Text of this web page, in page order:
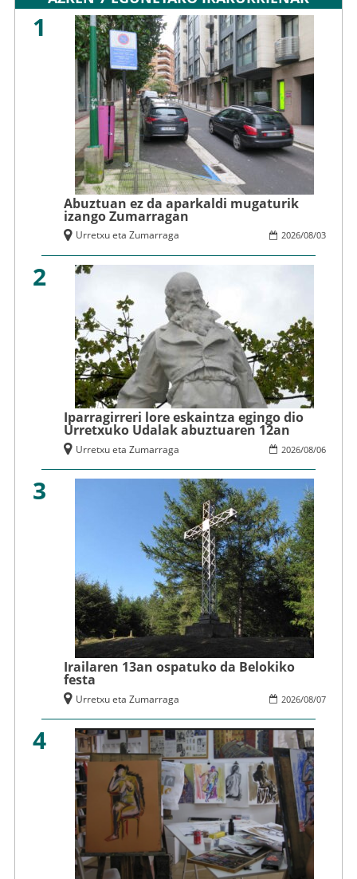
1
Abuztuan ez da aparkaldi mugaturik
izango Zumarragan
2026/08/03
Urretxu eta Zumarraga
2
Iparragirreri lore eskaintza egingo dio
Urretxuko Udalak abuztuaren 12an
2026/08/06
Urretxu eta Zumarraga
3
Irailaren 13an ospatuko da Belokiko
festa
2026/08/07
Urretxu eta Zumarraga
4